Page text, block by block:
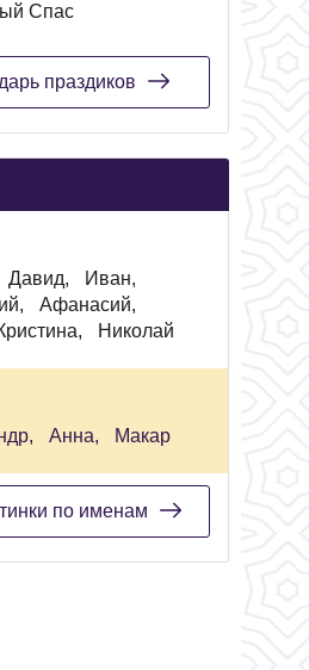
Спас
праздиков
Давид,
Иван,
Афанасий,
Николай
Анна, Макар
по именам